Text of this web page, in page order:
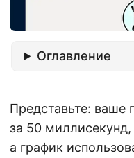
Оглавление
Представьте: ваше
за 50 миллисекунд,
а график